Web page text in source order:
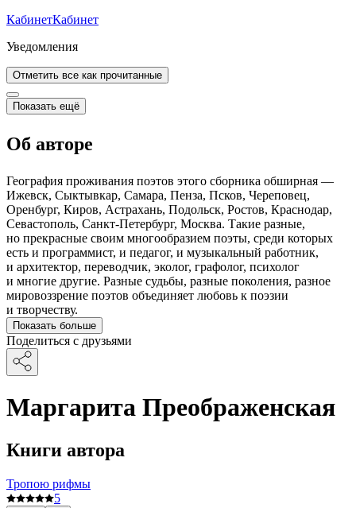
КабинетКабинет
Уведомления
Отметить все как прочитанные
Показать ещё
Об авторе
География проживания поэтов этого сборника обширная —
Ижевск, Сыктывкар, Самара, Пенза, Псков, Череповец,
Оренбург, Киров, Астрахань, Подольск, Ростов, Краснодар,
Севастополь, Санкт-Петербург, Москва. Такие разные,
но прекрасные своим многообразием поэты, среди которых
есть и программист, и педагог, и музыкальный работник,
и архитектор, переводчик, эколог, графолог, психолог
и многие другие. Разные судьбы, разные поколения, разное
мировоззрение поэтов объединяет любовь к поэзии
и творчеству.
Показать больше
Поделиться с друзьями
Маргарита Преображенская
Книги автора
Тропою рифмы
5